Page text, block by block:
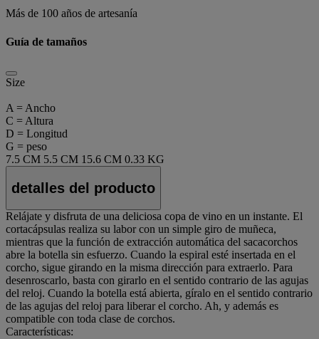
Más de 100 años de artesanía
Guía de tamaños
Size
A = Ancho
C = Altura
D = Longitud
G = peso
7.5 CM 5.5 CM 15.6 CM 0.33 KG
detalles del producto
Relájate y disfruta de una deliciosa copa de vino en un instante. El
cortacápsulas realiza su labor con un simple giro de muñeca,
mientras que la función de extracción automática del sacacorchos
abre la botella sin esfuerzo. Cuando la espiral esté insertada en el
corcho, sigue girando en la misma dirección para extraerlo. Para
desenroscarlo, basta con girarlo en el sentido contrario de las agujas
del reloj. Cuando la botella está abierta, gíralo en el sentido contrario
de las agujas del reloj para liberar el corcho. Ah, y además es
compatible con toda clase de corchos.
Características: